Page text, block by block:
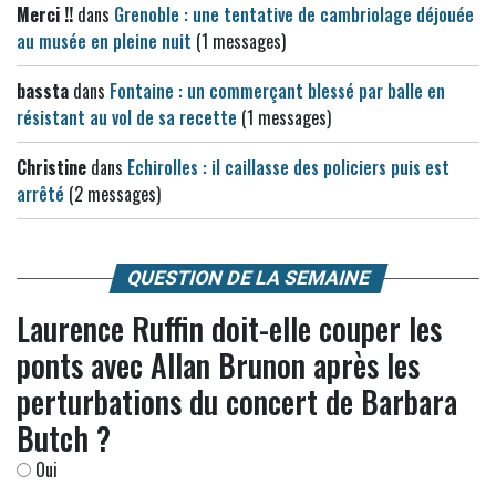
Merci !! dans Grenoble : une tentative de cambriolage déjouée
au musée en pleine nuit (1 messages)
bassta dans Fontaine : un commerçant blessé par balle en
résistant au vol de sa recette (1 messages)
Christine dans Echirolles : il caillasse des policiers puis est
arrêté (2 messages)
QUESTION DE LA SEMAINE
Laurence Ruffin doit-elle couper les
ponts avec Allan Brunon après les
perturbations du concert de Barbara
Butch ?
Oui